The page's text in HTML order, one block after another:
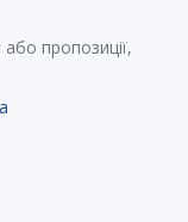
пропозиції,